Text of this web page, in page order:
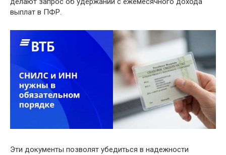
выплат в ПФР.
Эти документы позволят убедиться в надежности